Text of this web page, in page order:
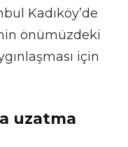
Kadıköy’de
önümüzdeki
için
uzatma